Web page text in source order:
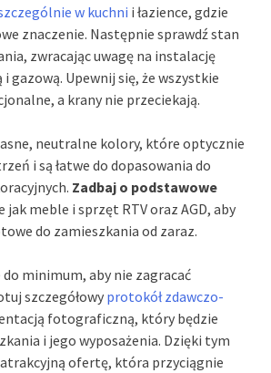
w kuchni i łazience, gdzie
znaczenie. Następnie sprawdź stan
zwracając uwagę na instalację
gazową. Upewnij się, że wszystkie
a krany nie przeciekają.
neutralne kolory, które optycznie
i są łatwe do dopasowania do
Zadbaj o podstawowe
jak meble i sprzęt RTV oraz AGD, aby
do zamieszkania od zaraz.
minimum, aby nie zagracać
szczegółowy protokół zdawczo-
fotograficzną, który będzie
i jego wyposażenia. Dzięki tym
ofertę, która przyciągnie